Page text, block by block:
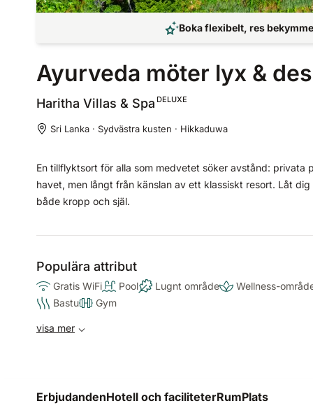
Boka flexibelt, res
Ayurveda möter lyx &
Haritha Villas & Spa DELUXE
Sri Lanka · Sydvästra kusten · Hikkaduwa
En tillflyktsort för alla som medvetet söker avstånd: privata
havet, men långt från känslan av ett klassiskt resort. Låt
både kropp och själ.
Populära attribut
Gratis WiFi Pool Lugnt område Wellness-
Bastu
Gym
visa mer
ErbjudandenHotell och faciliteterRumPlats